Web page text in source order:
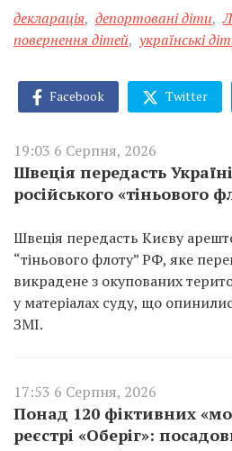
декларація, депортовані діти,
повернення дітей, українські
Facebook Twitter
19:03 6 Серпня, 2026
Швеція передасть
російського «тіньового
Швеція передасть Києву
“тіньового флоту” РФ, яке
викрадене з окупованих
у матеріалах суду, що
ЗМІ.
17:53 6 Серпня, 2026
Понад 120 фіктивних
реєстрі «Оберіг»: